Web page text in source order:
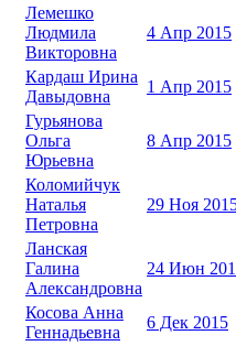
Лемешко
Людмила
Викторовна
4 Апр 2015
Кардаш Ирина
Давыдовна
1 Апр 2015
Гурьянова
Ольга
Юрьевна
8 Апр 2015
Коломийчук
Наталья
Петровна
29 Ноя
Ланская
Галина
Александровна
24 Июн
Косова Анна
Геннадьевна
6 Дек 2015